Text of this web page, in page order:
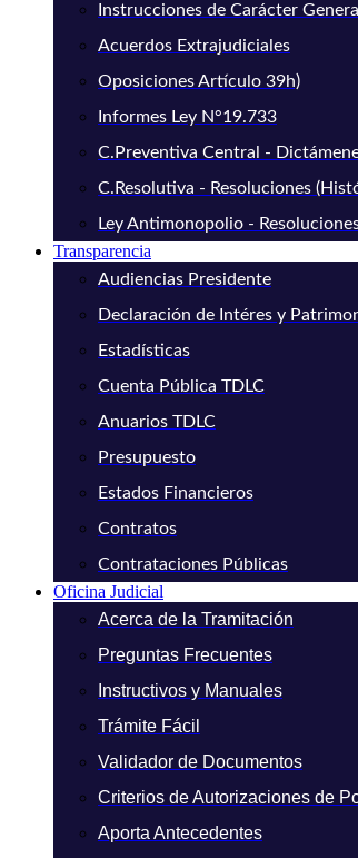
Instrucciones de Carácter General
Acuerdos Extrajudiciales
Oposiciones Artículo 39h)
Informes Ley N°19.733
C.Preventiva Central -
C.Resolutiva - Resoluciones
Ley Antimonopolio -
Transparencia
Audiencias Presidente
Declaración de Intéres y
Estadísticas
Cuenta Pública TDLC
Anuarios TDLC
Presupuesto
Estados Financieros
Contratos
Contrataciones Públicas
Oficina Judicial
Acerca de la Tramitación
Preguntas Frecuentes
Instructivos y Manuales
Trámite Fácil
Validador de Documentos
Criterios de Autorizaciones de
Aporta Antecedentes